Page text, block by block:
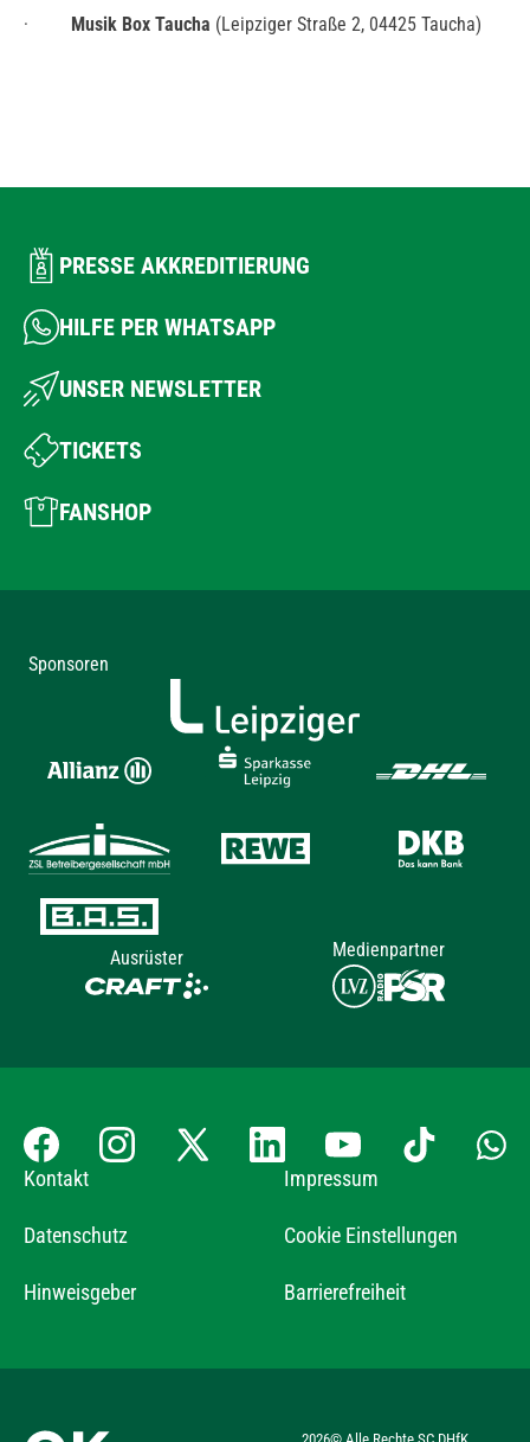
· Musik Box Taucha (Leipziger Straße 2, 04425 Taucha)
PRESSE AKKREDITIERUNG
HILFE PER WHATSAPP
UNSER NEWSLETTER
TICKETS
FANSHOP
Sponsoren
Ausrüster Medienpartner
Kontakt Impressum
Datenschutz Cookie Einstellungen
Hinweisgeber Barrierefreiheit